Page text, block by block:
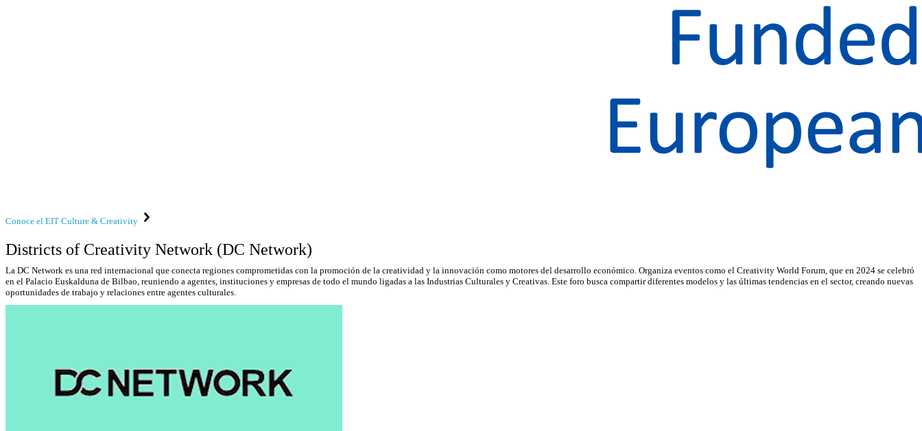
Conoce el EIT Culture & Creativity
Districts of Creativity Network (DC Network)
La DC Network es una red internacional que conecta regiones comprometidas con la promoción de la creatividad y la innovación como motores del desarrollo económico. Organiza eventos como el Creativity World Forum, que en 2024 se celebró
en el Palacio Euskalduna de Bilbao, reuniendo a agentes, instituciones y empresas de todo el mundo ligadas a las Industrias Culturales y Creativas. Este foro busca compartir diferentes modelos y las últimas tendencias en el sector, creando nuevas
oportunidades de trabajo y relaciones entre agentes culturales.